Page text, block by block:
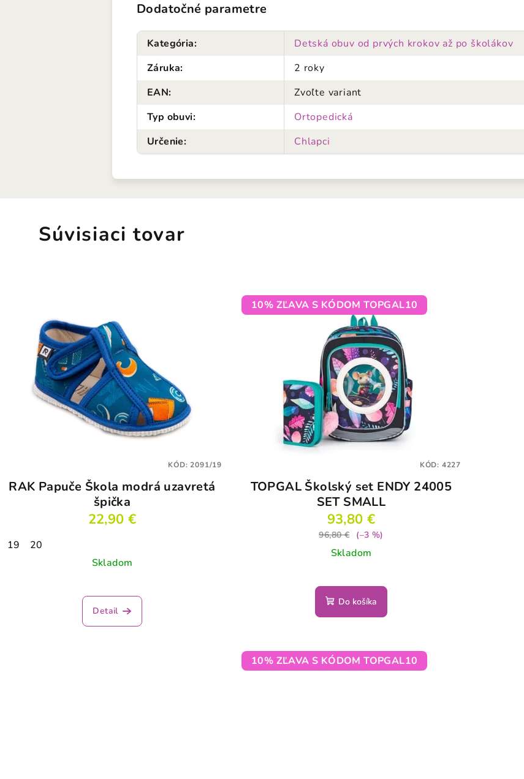
Dodatočné parametre
Kategória:
Detská obuv od prvých krokov až po školákov
Záruka:
2 roky
EAN:
Zvoľte variant
Typ obuvi:
Ortopedická
Určenie: Chlapci
Súvisiaci tovar
RAK Papuče Škola modrá uzavretá
špička
22,90 €
19
20
Skladom
hodnotenie
produktu
je
Detail
KÓD:2091/19
10% ZĽAVA S KÓDOM TOPGAL10
TOPGAL Školský set ENDY 24005
SET SMALL
93,80 €
96,80 € (–3 %)
Skladom
Do košíka
KÓD: 4227
10% ZĽAVA S KÓDOM TOPGAL10